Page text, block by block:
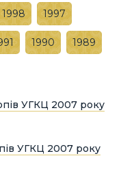
1998 1997
1990 1989
УГКЦ 2007 року
УГКЦ 2007 року